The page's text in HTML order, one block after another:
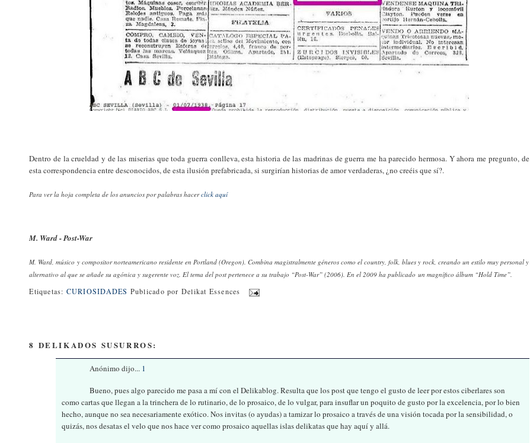
Dentro de la crueldad y de las miserias que toda guerra conlleva, esta historia de las madrinas de guerra me ha parecido hermosa. Y ahora me pregunto, de
esta correspondencia entre desconocidos, de esta ilusión prefabricada, si surgirían historias de amor verdaderas, ¿no creéis que sí?.
Para ver la hoja completa de los anuncios por palabras hacerclick aquí
M. Ward - Post-War
M. Ward, músico y compositor norteamericano residente en Portland (Oregon). Combina magistralmente géneros como el country, folk, blues y rock, creando un estilo muy personal y
alternativo al que se añade su agónica y sugerente voz. El tema del post pertenece a su trabajo “Post-War” (2006). En el 2009 ha publicado un magnífico álbum “Hold Time”.
Etiquetas: CURIOSIDADES Publicado por Delikat Essences
8 DELIKADOS SUSURROS:
Anónimo dijo... 1
Bueno, pues algo parecido me pasa a mí con el Delikablog. Resulta que los post que tengo el gusto de leer por estos ciberlares son
como cartas que llegan a la trinchera de lo rutinario, de lo prosaico, de lo vulgar, para insuflar un poquito de gusto por la excelencia, por lo bien
hecho, aunque no sea necesariamente exótico. Nos invitas (o ayudas) a tamizar lo prosaico a través de una visión tocada por la sensibilidad, o
quizás, nos desatas el velo que nos hace ver como prosaico aquellas islas delikatas que hay aquí y allá.